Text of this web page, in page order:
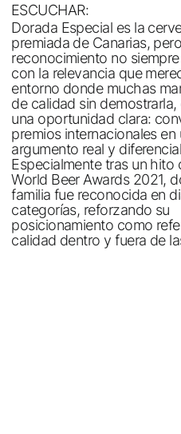
ESCUCHAR:
Dorada Especial es la
premiada de Canarias,
reconocimiento no
con la relevancia que
entorno donde muchas
de calidad sin
una oportunidad clara:
premios internacionales en
argumento real y
Especialmente tras un hito
World Beer Awards 2021,
familia fue reconocida en
categorías, reforzando su
posicionamiento como
calidad dentro y fuera de